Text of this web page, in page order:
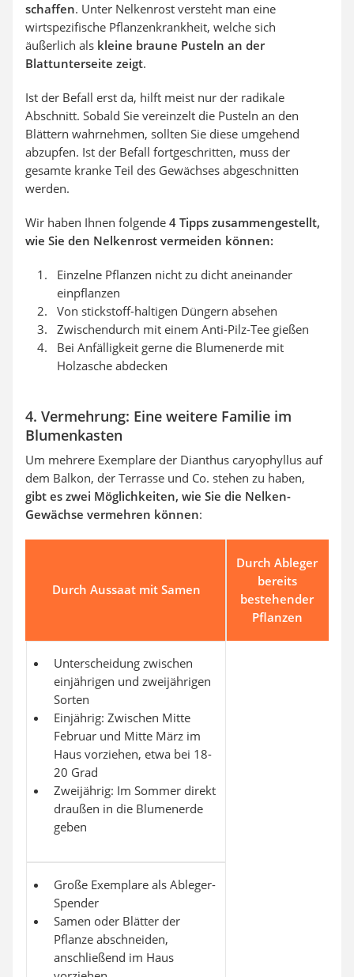
schaffen. Unter Nelkenrost versteht man eine
wirtspezifische Pflanzenkrankheit, welche sich
äußerlich als kleine braune Pusteln an der
Blattunterseite zeigt.
Ist der Befall erst da, hilft meist nur der radikale
Abschnitt. Sobald Sie vereinzelt die Pusteln an den
Blättern wahrnehmen, sollten Sie diese umgehend
abzupfen. Ist der Befall fortgeschritten, muss der
gesamte kranke Teil des Gewächses abgeschnitten
werden.
Wir haben Ihnen folgende 4 Tipps zusammengestellt,
wie Sie den Nelkenrost vermeiden können:
Einzelne Pflanzen nicht zu dicht aneinander
einpflanzen
Von stickstoff-haltigen Düngern absehen
Zwischendurch mit einem Anti-Pilz-Tee gießen
Bei Anfälligkeit gerne die Blumenerde mit
Holzasche abdecken
4. Vermehrung: Eine weitere Familie im
Blumenkasten
Um mehrere Exemplare der Dianthus caryophyllus auf
dem Balkon, der Terrasse und Co. stehen zu haben,
gibt es zwei Möglichkeiten, wie Sie die Nelken-
Gewächse vermehren können:
Durch Aussaat mit Samen
Durch Ableger
bereits
bestehender
Pflanzen
Unterscheidung zwischen
einjährigen und zweijährigen
Sorten
Einjährig: Zwischen Mitte
Februar und Mitte März im
Haus vorziehen, etwa bei 18-
20 Grad
Zweijährig: Im Sommer direkt
draußen in die Blumenerde
geben
Große Exemplare als Ableger-
Spender
Samen oder Blätter der
Pflanze abschneiden,
anschließend im Haus